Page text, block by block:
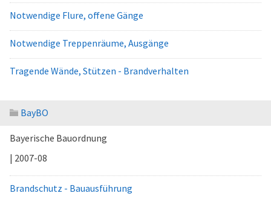
Notwendige Flure, offene Gänge
Notwendige Treppenräume, Ausgänge
Tragende Wände, Stützen - Brandverhalten
BayBO
Bayerische Bauordnung
| 2007-08
Brandschutz - Bauausführung